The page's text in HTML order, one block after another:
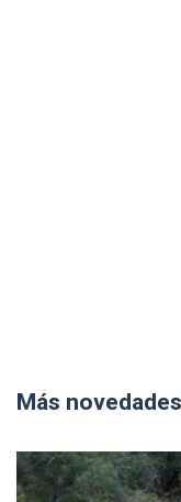
Más novedades